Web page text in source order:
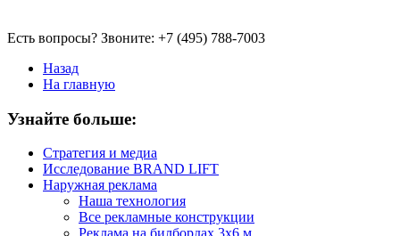
Есть вопросы? Звоните: +7 (495) 788-7003
Назад
На главную
Узнайте больше:
Стратегия и медиа
Исследование BRAND LIFT
Наружная реклама
Наша технология
Все рекламные конструкции